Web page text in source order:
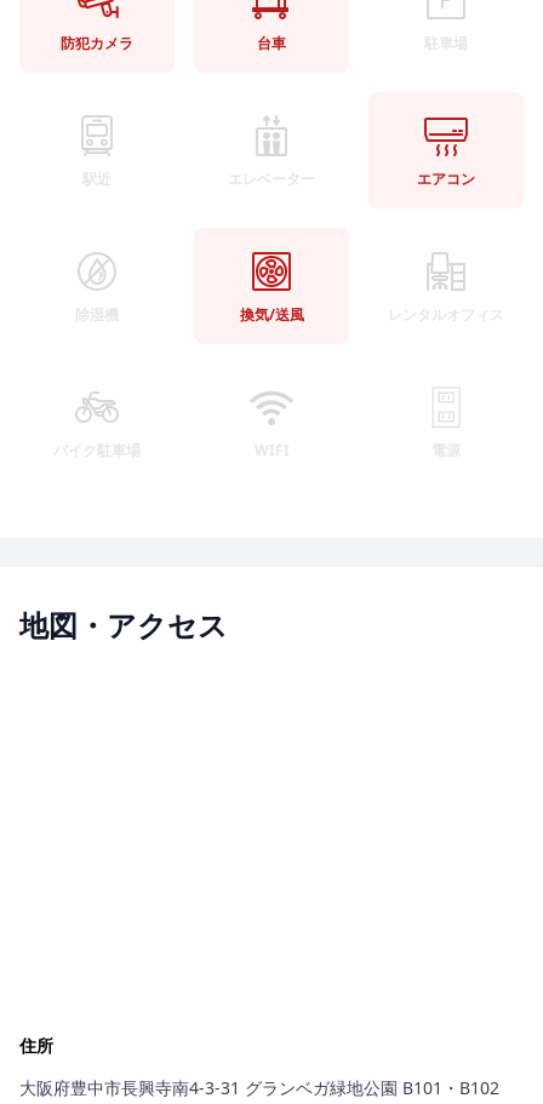
防犯カメラ 台車 駐車場
駅近 エレベーター エアコン
除湿機 換気/送風 レンタルオフィス
バイク駐車場 WIFI 電源
地図・アクセス
住所
大阪府豊中市長興寺南4-3-31 グランベガ緑地公園 B101・B102